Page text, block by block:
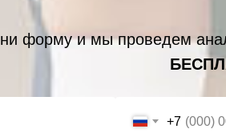
форму и мы проведем
+7